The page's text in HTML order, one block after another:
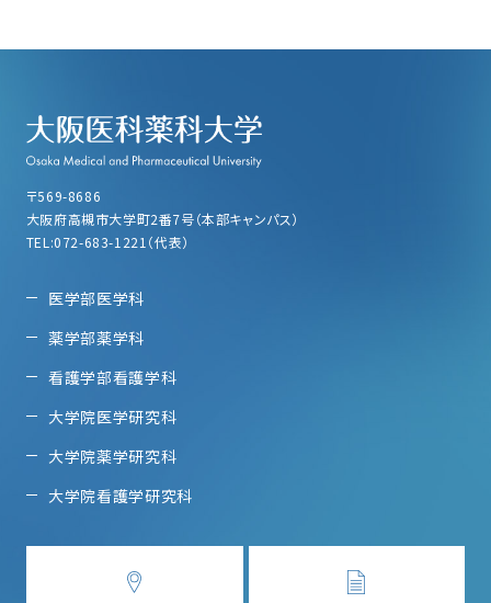
〒569-8686
大阪府高槻市大学町2番7号（本部キャンパス）
TEL:072-683-1221（代表）
医学部医学科
薬学部薬学科
看護学部看護学科
大学院医学研究科
大学院薬学研究科
大学院看護学研究科